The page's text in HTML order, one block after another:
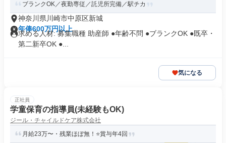
ブランクOK／夜勤専従／託児所完備／駅チカ
神奈川県川崎市中原区新城
年俸600万円以上
求める人材: 募集職種 助産師 ●年齢不問 ●ブランクOK ●既卒・
第二新卒OK ●...
気になる
正社員
学童保育の指導員(未経験もOK)
ジール・チャイルドケア株式会社
月給23万〜・残業ほぼ無！⭐賞与年4回